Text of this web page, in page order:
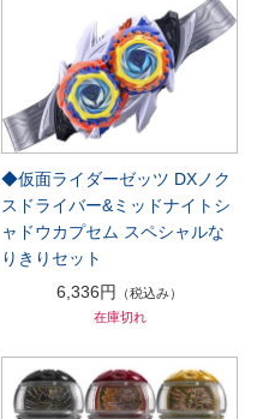
◆仮面ライダーゼッツ DXノク
スドライバー&ミッドナイトシ
ャドウカプセム スペシャルな
りきりセット
6,336円
（税込み）
在庫切れ